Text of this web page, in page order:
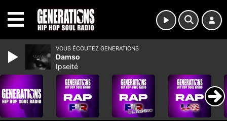
VOUS ÉCOUTEZ GENERATIONS
Damso
Ipseité